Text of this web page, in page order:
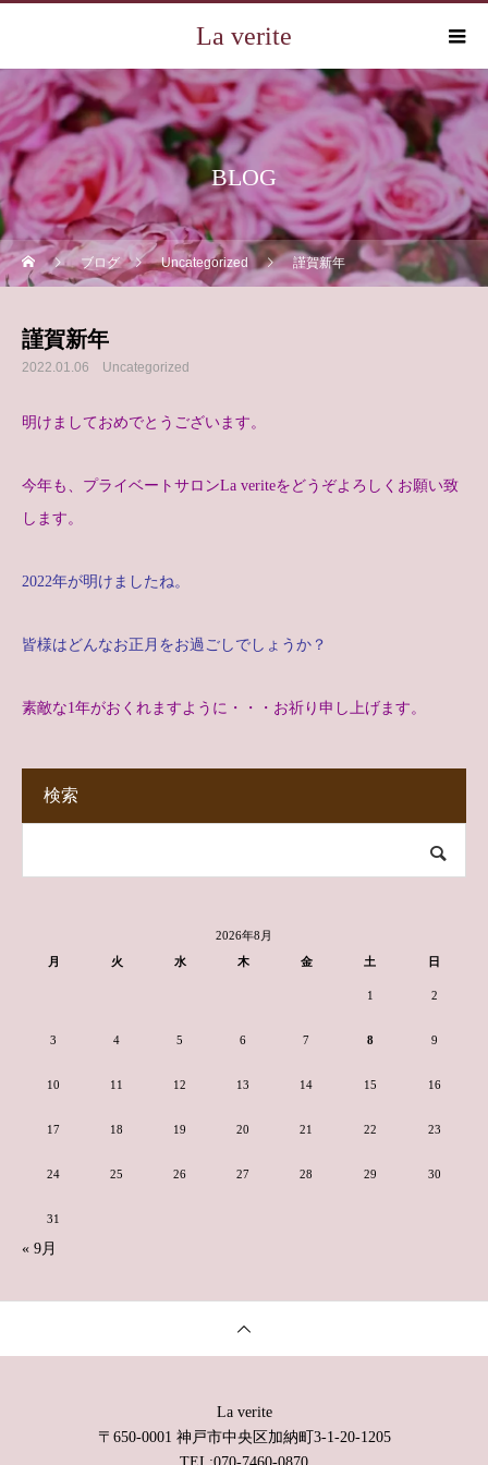
La verite
BLOG
ブログ Uncategorized 謹賀新年
謹賀新年
2022.01.06 Uncategorized
明けましておめでとうございます。
今年も、プライベートサロンLa veriteをどうぞよろしくお願い致
します。
2022年が明けましたね。
皆様はどんなお正月をお過ごしでしょうか？
素敵な1年がおくれますように・・・お祈り申し上げます。
検索
2026年8月
月
火 水 木 金 土 日
1 2
3 4 5 6 7 8 9
10 11 12 13 14 15 16
17 18 19 20 21 22 23
24 25 26 27 28 29 30
31
« 9月
La verite
〒650-0001 神戸市中央区加納町3-1-20-1205